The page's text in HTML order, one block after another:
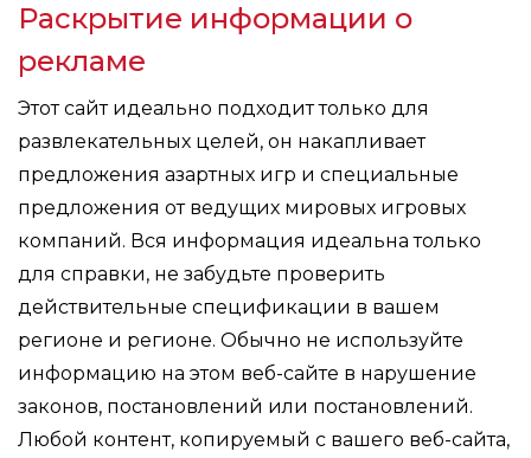
Раскрытие информации о
рекламе
Этот сайт идеально подходит только для
развлекательных целей, он накапливает
предложения азартных игр и специальные
предложения от ведущих мировых игровых
компаний. Вся информация идеальна только
для справки, не забудьте проверить
действительные спецификации в вашем
регионе и регионе. Обычно не используйте
информацию на этом веб-сайте в нарушение
законов, постановлений или постановлений.
Любой контент, копируемый с вашего веб-сайта,